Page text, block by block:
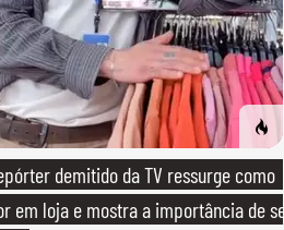
demitido da TV ressurge como
em loja e mostra a importância de ser